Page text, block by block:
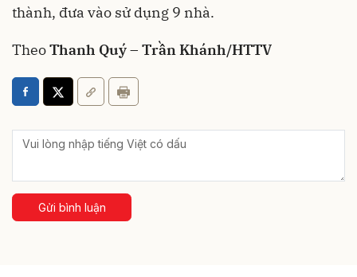
thành, đưa vào sử dụng 9 nhà.
TheoThanh Quý – Trần Khánh/HTTV
Gửi bình luận